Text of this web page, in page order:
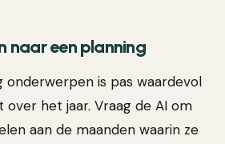
naar een planning
onderwerpen is pas waardevol
over het jaar. Vraag de AI om
aan de maanden waarin ze